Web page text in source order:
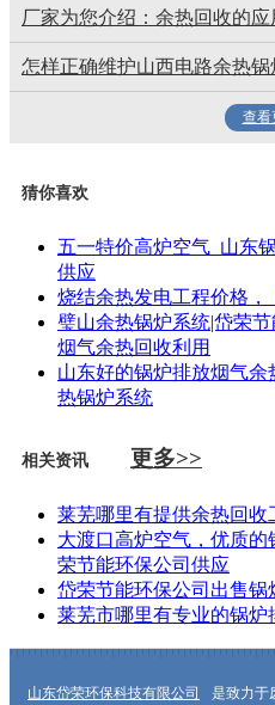
厂家为您介绍：余热回收的应
怎样正确维护山西电路余热
查看
猜你喜欢
五一特价高炉空气_山东
供应
烧结余热发电工程价格，
璧山余热锅炉系统|岱荣
烟气余热回收利用
山东好的锅炉排放烟气
热锅炉系统
相关资讯 更多>>
莱芜哪里有提供余热回
大渡口高炉空气，优质
荣节能环保公司供应
岱荣节能环保公司出售锅
莱芜市哪里有专业的锅炉
山东岱荣环保科技有限公司 是致力于